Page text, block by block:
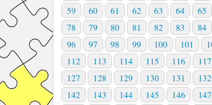
59
60 61 62 63 64 65
78
79 80 81 82 83 84
96
97 98 99 100 101
112
113 114 115 116 117
127
128 129 130 131 132
142
143 144 145 146 147